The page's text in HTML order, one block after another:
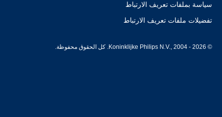
سياسة بملفات تعريف الارتباط
تفضيلات ملفات تعريف الارتباط
© Koninklijke Philips N.V., 2004 - 2026. كل الحقوق محفوظة.